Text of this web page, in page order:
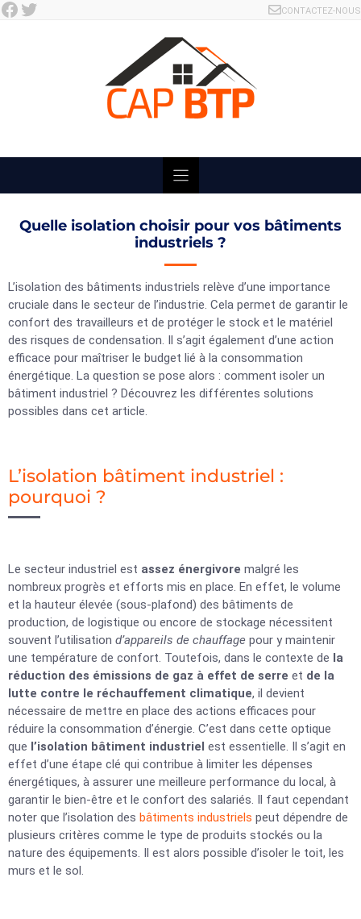
Skip
Facebook Twitter CONTACTEZ-NOUS
Quelle isolation choisir pour vos bâtiments
industriels ?
L’isolation des bâtiments industriels relève d’une importance
cruciale dans le secteur de l’industrie. Cela permet de garantir le
confort des travailleurs et de protéger le stock et le matériel
des risques de condensation. Il s’agit également d’une action
efficace pour maîtriser le budget lié à la consommation
énergétique. La question se pose alors : comment isoler un
bâtiment industriel ? Découvrez les différentes solutions
possibles dans cet article.
L’isolation bâtiment industriel :
pourquoi ?
Le secteur industriel est assez énergivore malgré les
nombreux progrès et efforts mis en place. En effet, le volume
et la hauteur élevée (sous-plafond) des bâtiments de
production, de logistique ou encore de stockage nécessitent
souvent l’utilisation d’appareils de chauffage pour y maintenir
une température de confort. Toutefois, dans le contexte de la
réduction des émissions de gaz à effet de serre et de la
lutte contre le réchauffement climatique, il devient
nécessaire de mettre en place des actions efficaces pour
réduire la consommation d’énergie. C’est dans cette optique
que l’isolation bâtiment industriel est essentielle. Il s’agit en
effet d’une étape clé qui contribue à limiter les dépenses
énergétiques, à assurer une meilleure performance du local, à
garantir le bien-être et le confort des salariés. Il faut cependant
noter que l’isolation des bâtiments industriels peut dépendre de
plusieurs critères comme le type de produits stockés ou la
nature des équipements. Il est alors possible d’isoler le toit, les
murs et le sol.